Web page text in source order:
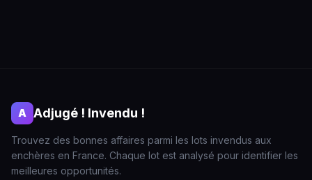
A Adjugé ! Invendu !
Trouvez des bonnes affaires parmi les lots invendus aux
enchères en France. Chaque lot est analysé pour identifier les
meilleures opportunités.